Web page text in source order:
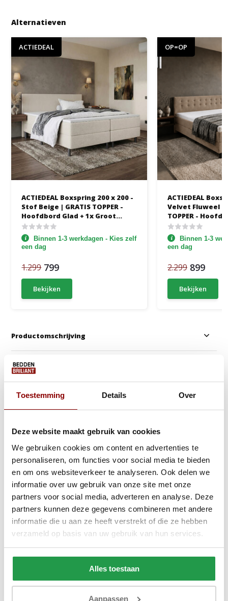
Toestemming Details Over
Deze website maakt gebruik van cookies
We gebruiken cookies om content en advertenties te
personaliseren, om functies voor social media te bieden
en om ons websiteverkeer te analyseren. Ook delen we
informatie over uw gebruik van onze site met onze
partners voor social media, adverteren en analyse. Deze
partners kunnen deze gegevens combineren met andere
informatie die u aan ze heeft verstrekt of die ze hebben
verzameld op basis van uw gebruik van hun services.
Alles toestaan
Aanpassen
Alternatieven
ACTIEDEAL
ACTIEDEAL Boxspring 200 x 200 -
Stof Beige | GRATIS TOPPER -
Hoofdbord Glad + 1x Groot
Matras 1000m2
Binnen 1-3 werkdagen - Kies zelf
een dag
1.299 799
Bekijken
OP=OP
ACTIEDEAL
Velvet Fluweel
TOPPER -
1x Groot Matras
Binnen 1-3
een dag
2.299 899
Bekijken
Productomschrijving
Anderen kochten ook
Jersey Topper Hoeslaken
Topper Taupe
Elektrische
Stel zelf samen
Ca. 6 tot 8